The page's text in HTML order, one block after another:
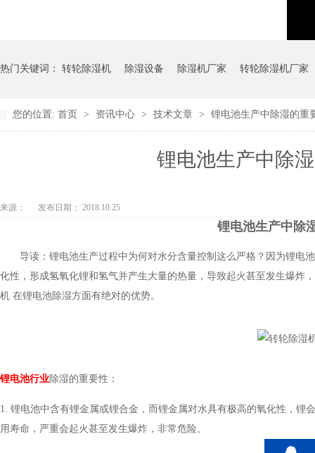
热门关键词： 转轮除湿机 除湿设备 除湿机厂家 转轮除湿机厂家
您的位置: 首页 > 资讯中心 > 技术文章 > 锂电池生产中除湿的重
锂电池生产中除
来源： 发布日期： 2018.10.25
锂电池生产中除
导读：锂电池生产过程中为何对水分含量控制这么严格？因为锂
化性，形成氢氧化锂和氢气并产生大量的热量，导致起火甚至发生爆炸
机 在锂电池除湿方面有绝对的优势。
锂电池行业除湿的重要性：
1. 锂电池中含有锂金属或锂合金，而锂金属对水具有极高的氧化性
用寿命，严重会起火甚至发生爆炸，非常危险。